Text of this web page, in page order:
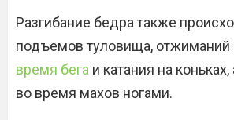
Разгибание бедра также
подъемов туловища, отжиманий
время бега и катания на
во время махов ногами.